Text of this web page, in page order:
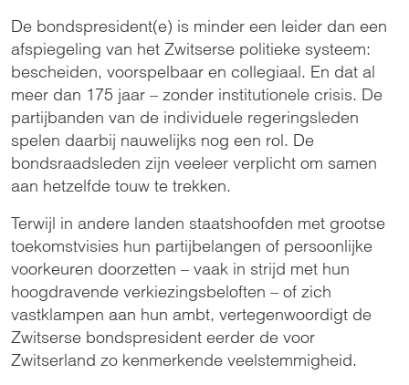
De bondspresident(e) is minder een leider dan een
afspiegeling van het Zwitserse politieke systeem:
bescheiden, voorspelbaar en collegiaal. En dat al
meer dan 175 jaar – zonder institutionele crisis. De
partijbanden van de individuele regeringsleden
spelen daarbij nauwelijks nog een rol. De
bondsraadsleden zijn veeleer verplicht om samen
aan hetzelfde touw te trekken.
Terwijl in andere landen staatshoofden met grootse
toekomstvisies hun partijbelangen of persoonlijke
voorkeuren doorzetten – vaak in strijd met hun
hoogdravende verkiezingsbeloften – of zich
vastklampen aan hun ambt, vertegenwoordigt de
Zwitserse bondspresident eerder de voor
Zwitserland zo kenmerkende veelstemmigheid.